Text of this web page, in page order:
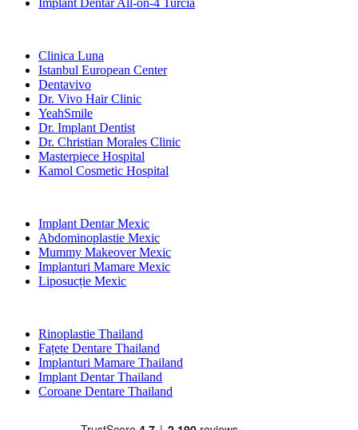
Clinica Luna
Istanbul European Center
Dentavivo
Dr. Vivo Hair Clinic
YeahSmile
Dr. Implant Dentist
Dr. Christian Morales Clinic
Masterpiece Hospital
Kamol Cosmetic Hospital
Implant Dentar Mexic
Abdominoplastie Mexic
Mummy Makeover Mexic
Implanturi Mamare Mexic
Liposucție Mexic
Rinoplastie Thailand
Fațete Dentare Thailand
Implanturi Mamare Thailand
Implant Dentar Thailand
Coroane Dentare Thailand